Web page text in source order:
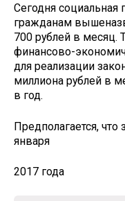
Сегодня социальная
гражданам
700 рублей в месяц.
финансово-
для реализации
миллиона рублей в
в год.
Предполагается, что
января
2017 года